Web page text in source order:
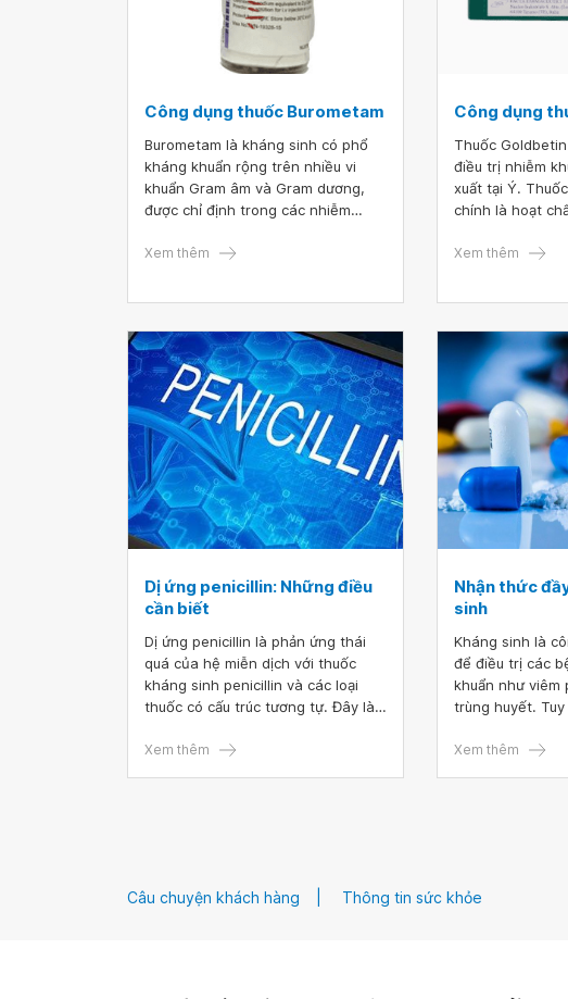
Công dụng thuốc Burometam
Burometam là kháng sinh có phổ
kháng khuẩn rộng trên nhiều vi
khuẩn Gram âm và Gram dương,
được chỉ định trong các nhiễm
dục, dự phòng nhiễm khuẩn trước
Xem thêm
Công dụng
Thuốc
điều trị nhiễm
xuất tại Ý.
chính là hoạt
Cefotaxim này
Xem thêm
Dị ứng penicillin: Những điều
cần biết
Dị ứng penicillin là phản ứng thái
quá của hệ miễn dịch với thuốc
kháng sinh penicillin và các loại
thuốc có cấu trúc tương tự. Đây là
có thể gây ra một loạt các triệu
Xem thêm
Nhận thức
sinh
Kháng sinh là
để điều trị các
khuẩn như viêm
trùng huyết.
do nhiễm virus
quả điều trị
Xem thêm
Câu chuyện khách hàng Thông tin sức khỏe